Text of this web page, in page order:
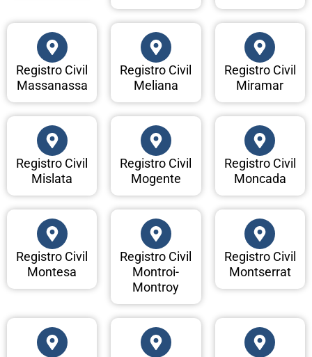
Registro Civil
Massanassa
Registro Civil
Meliana
Registro Civil
Miramar
Registro Civil
Mislata
Registro Civil
Mogente
Registro Civil
Moncada
Registro Civil
Montesa
Registro Civil
Montroi-
Montroy
Registro Civil
Montserrat